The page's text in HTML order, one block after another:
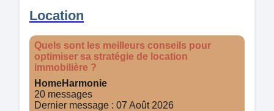
Location
Quels sont les meilleurs conseils pour
optimiser sa stratégie de location
immobilière ?
HomeHarmonie
20 messages
Dernier message : 07 Août 2026